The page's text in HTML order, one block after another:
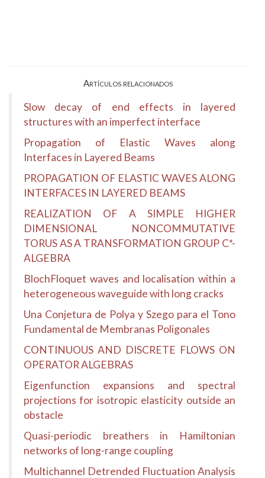
Artículos relacionados
Slow decay of end effects in layered
structures with an imperfect interface
Propagation of Elastic Waves along
Interfaces in Layered Beams
PROPAGATION OF ELASTIC WAVES ALONG
INTERFACES IN LAYERED BEAMS
REALIZATION OF A SIMPLE HIGHER
DIMENSIONAL NONCOMMUTATIVE
TORUS AS A TRANSFORMATION GROUP C*-
ALGEBRA
BlochFloquet waves and localisation within a
heterogeneous waveguide with long cracks
Una Conjetura de Polya y Szego para el Tono
Fundamental de Membranas Poligonales
CONTINUOUS AND DISCRETE FLOWS ON
OPERATOR ALGEBRAS
Eigenfunction expansions and spectral
projections for isotropic elasticity outside an
obstacle
Quasi-periodic breathers in Hamiltonian
networks of long-range coupling
Multichannel Detrended Fluctuation Analysis